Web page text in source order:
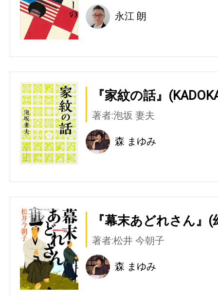
永江 朗
『家紋の話』
著者:泡坂 妻夫
森 まゆみ
『幕末あどれさん』(
著者:松井 今朝子
森 まゆみ